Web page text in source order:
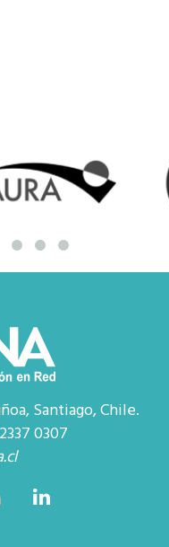
Santiago, Chile.
0307